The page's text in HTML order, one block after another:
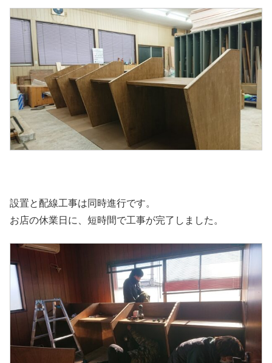
設置と配線工事は同時進行です。
お店の休業日に、短時間で工事が完了しました。